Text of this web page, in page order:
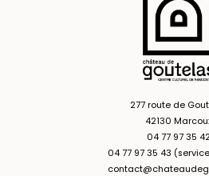
277 route de
42130
04 77 97 35
04 77 97 35 43